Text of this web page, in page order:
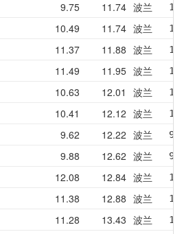
9.75 11.74 波兰
10.49 11.74 波兰
11.37 11.88 波兰
11.49 11.95 波兰
10.63 12.01 波兰
10.41 12.12 波兰
9.62 12.22 波兰
9.88 12.62 波兰
12.08 12.84 波兰
11.38 12.88 波兰
11.28 13.43 波兰